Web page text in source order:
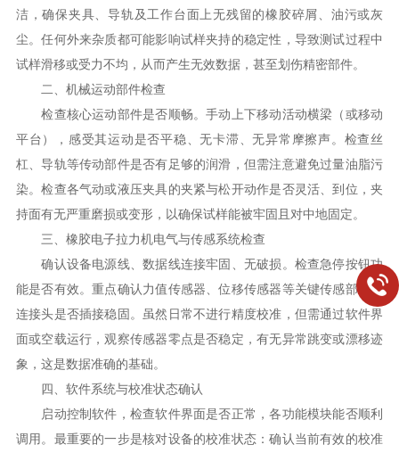
洁，确保夹具、导轨及工作台面上无残留的橡胶碎屑、油污或灰
尘。任何外来杂质都可能影响试样夹持的稳定性，导致测试过程中
试样滑移或受力不均，从而产生无效数据，甚至划伤精密部件。
二、机械运动部件检查
检查核心运动部件是否顺畅。手动上下移动活动横梁（或移动
平台），感受其运动是否平稳、无卡滞、无异常摩擦声。检查丝
杠、导轨等传动部件是否有足够的润滑，但需注意避免过量油脂污
染。检查各气动或液压夹具的夹紧与松开动作是否灵活、到位，夹
持面有无严重磨损或变形，以确保试样能被牢固且对中地固定。
三、橡胶电子拉力机电气与传感系统检查
确认设备电源线、数据线连接牢固、无破损。检查急停按钮功
能是否有效。重点确认力值传感器、位移传感器等关键传感部件的
连接头是否插接稳固。虽然日常不进行精度校准，但需通过软件界
面或空载运行，观察传感器零点是否稳定，有无异常跳变或漂移迹
象，这是数据准确的基础。
四、软件系统与校准状态确认
启动控制软件，检查软件界面是否正常，各功能模块能否顺利
调用。最重要的一步是核对设备的校准状态：确认当前有效的校准